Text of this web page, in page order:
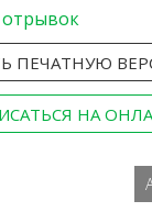
ПЕЧАТНУЮ
НА